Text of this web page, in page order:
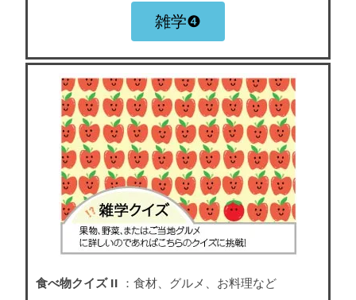
雑学❹
食べ物クイズ II ：食材、グルメ、お料理など